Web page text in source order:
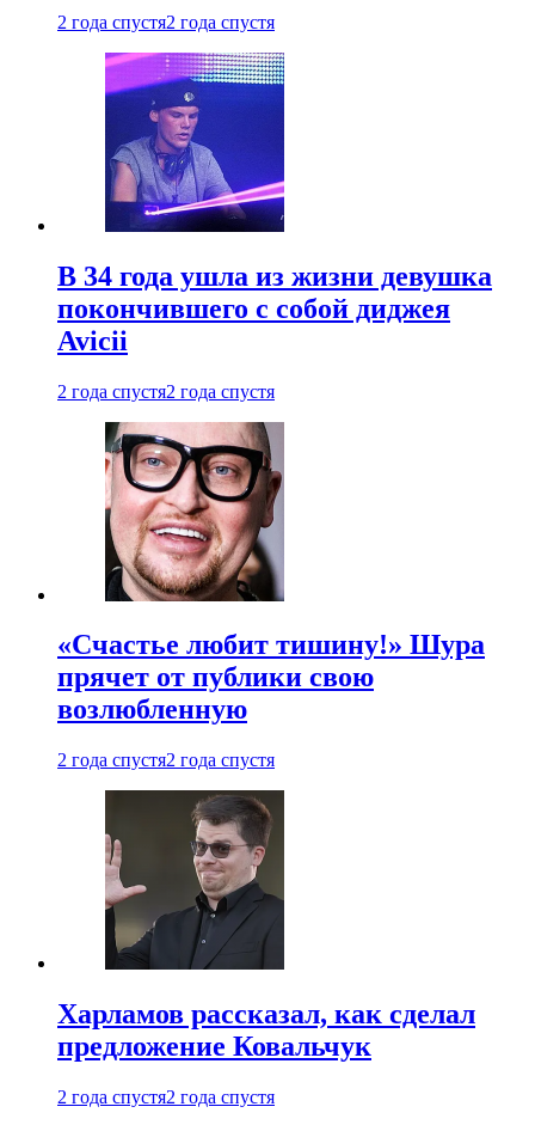
2 года спустя2 года спустя
В 34 года ушла из жизни девушка
покончившего с собой диджея
Avicii
2 года спустя2 года спустя
«Счастье любит тишину!» Шура
прячет от публики свою
возлюбленную
2 года спустя2 года спустя
Харламов рассказал, как сделал
предложение Ковальчук
2 года спустя2 года спустя